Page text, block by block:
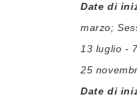
Date di
marzo;
13 luglio -
25
Date di